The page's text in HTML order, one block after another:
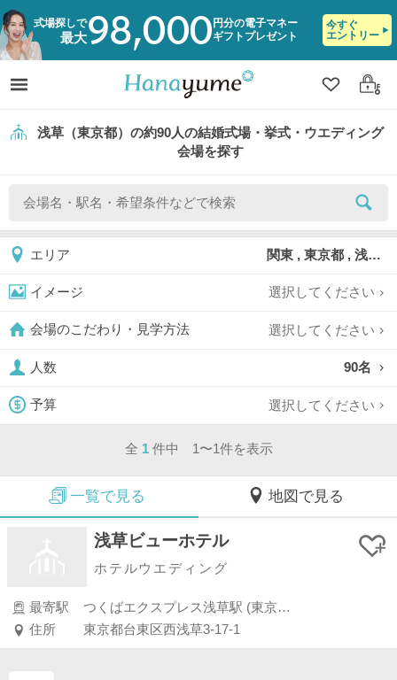
式場探しで
最大98,000 円分の電子マネー
ギフトプレゼント
今すぐ
エントリー
クリップ
ログ
浅草（東京都）の約90人の結婚式場・挙式・ウエディング
会場を探す
エリア 関東 , 東京都 , 浅草
イメージ 選択してください
会場のこだわり・見学方法 選択してください
人数 90名
予算 選択してください
全 1 件中 1〜1件を表示
一覧で見る 地図で見る
浅草ビューホテル
ホテルウエディング
最寄駅
つくばエクスプレス浅草駅 (東京・銀座・汐留・浜松町・品川・上野・浅草)
住所
東京都台東区西浅草3-17-1